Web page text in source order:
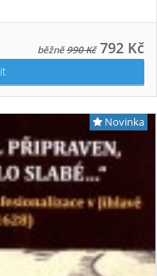
běžně990 Kč 792 Kč
Novinka